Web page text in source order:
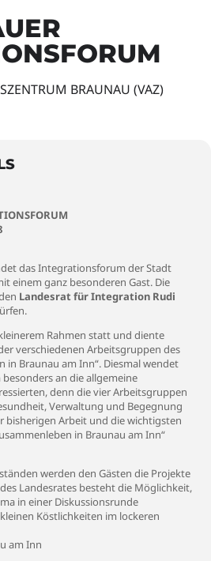
BRAUNAU (VAZ)
das Integrationsforum der Stadt
einem ganz besonderen Gast. Die
Landesrat für Integration Rudi
Rahmen statt und diente
verschiedenen Arbeitsgruppen des
in Braunau am Inn“. Diesmal wendet
an die allgemeine
denn die vier Arbeitsgruppen
Verwaltung und Begegnung
bisherigen Arbeit und die wichtigsten
in Braunau am Inn“
werden den Gästen die Projekte
Landesrates besteht die Möglichkeit,
in einer Diskussionsrunde
Köstlichkeiten im lockeren
am Inn